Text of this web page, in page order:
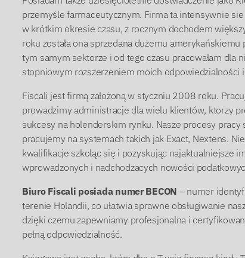
przemyśle farmaceutycznym. Firma ta intensywnie
w krótkim okresie czasu, z rocznym dochodem
roku została ona sprzedana dużemu
tym samym sektorze i od tego czasu pracowałam dla
stopniowym rozszerzeniem moich odpowiedzialności
Fiscali jest firmą założoną w styczniu 2008 roku.
prowadzimy administracje dla wielu klientów, ktorzy
sukcesy na holenderskim rynku. Nasze procesy pracy
pracujemy na systemach takich jak Exact, Nextens.
kwalifikacje szkoląc się i pozyskując najaktualniejsze
wprowadzonych i nadchodzacych nowości
Biuro Fiscali posiada numer BECON – numer
terenie Holandii, co ułatwia sprawne obsługiwanie
dzięki czemu zapewniamy profesjonalna i
pełną odpowiedzialność.